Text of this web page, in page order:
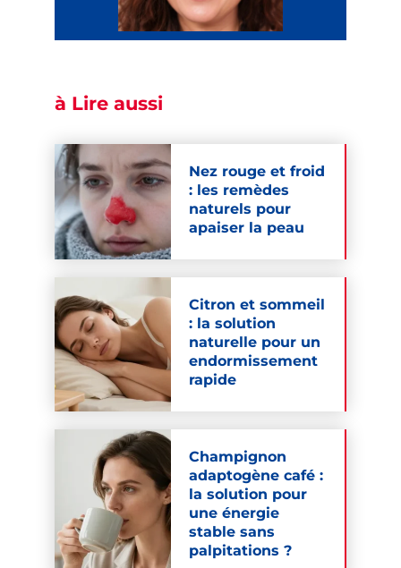
à Lire aussi
Nez rouge et froid
: les remèdes
naturels pour
apaiser la peau
Citron et sommeil
: la solution
naturelle pour un
endormissement
rapide
Champignon
adaptogène café :
la solution pour
une énergie
stable sans
palpitations ?